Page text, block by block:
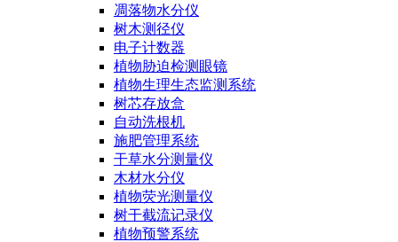
凋落物水分仪
树木测径仪
电子计数器
植物胁迫检测眼镜
植物生理生态监测系统
树芯存放盒
自动洗根机
施肥管理系统
干草水分测量仪
木材水分仪
植物荧光测量仪
树干截流记录仪
植物预警系统